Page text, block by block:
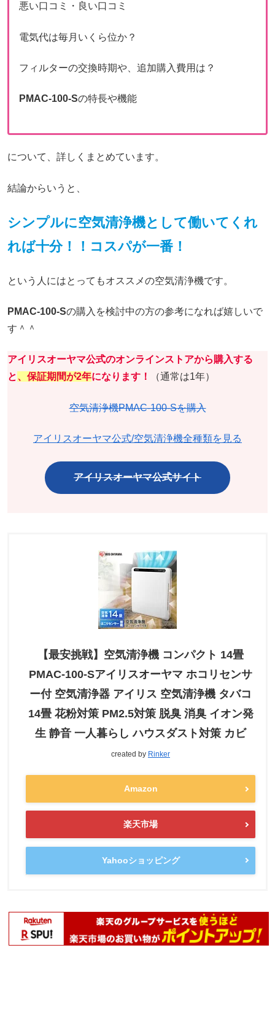
悪い口コミ・良い口コミ
電気代は毎月いくら位か？
フィルターの交換時期や、追加購入費用は？
PMAC-100-Sの特長や機能
について、詳しくまとめています。
結論からいうと、
シンプルに空気清浄機として働いてくれ
れば十分！！コスパが一番！
という人にはとってもオススメの空気清浄機です。
PMAC-100-Sの購入を検討中の方の参考になれば嬉しいで
す＾＾
アイリスオーヤマ公式のオンラインストアから購入する
と、保証期間が2年になります！ （通常は1年）
空気清浄機PMAC-100-Sを購入
アイリスオーヤマ公式/空気清浄機全種類を見る
アイリスオーヤマ公式サイト
【最安挑戦】空気清浄機 コンパクト 14畳
PMAC-100-Sアイリスオーヤマ ホコリセンサ
ー付 空気清浄器 アイリス 空気清浄機 タバコ
14畳 花粉対策 PM2.5対策 脱臭 消臭 イオン発
生 静音 一人暮らし ハウスダスト対策 カビ
created by Rinker
Amazon
楽天市場
Yahooショッピング